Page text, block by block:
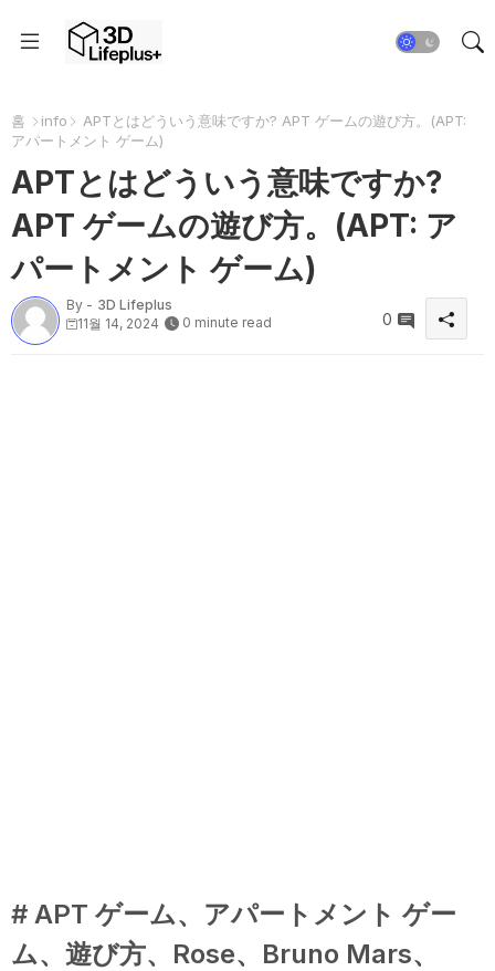
홈 info
APTとはどういう意味ですか? APT ゲームの遊び方。(APT:
アパートメント ゲーム)
APTとはどういう意味ですか?
APT ゲームの遊び方。(APT: ア
パートメント ゲーム)
By - 3D Lifeplus
11월 14, 2024
0 minute read 0
# APT ゲーム、アパートメント ゲー
ム、遊び方、Rose、Bruno Mars、